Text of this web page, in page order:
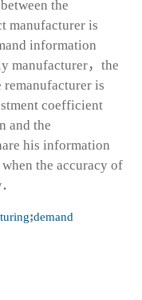
the
manufacturer is
information
manufacturer，the
is
coefficient
and the
his information
the accuracy of
;demand